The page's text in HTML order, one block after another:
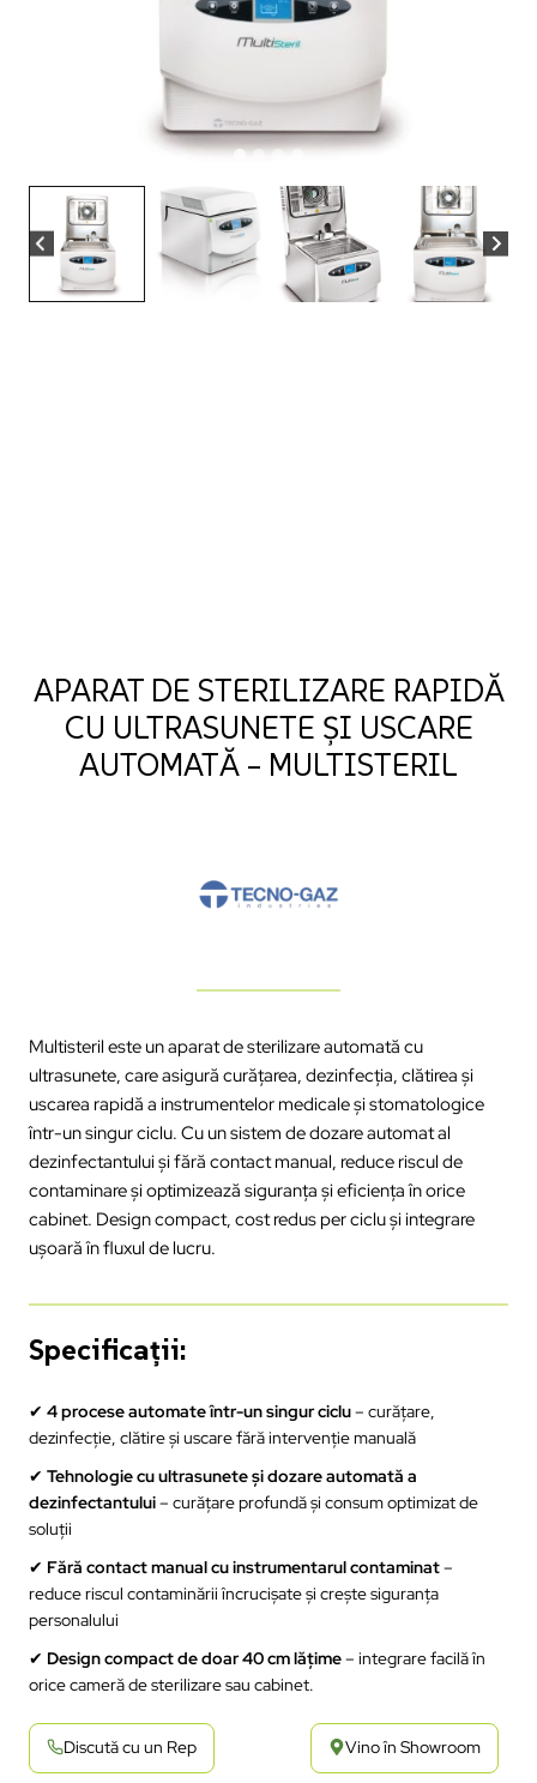
APARAT DE STERILIZARE RAPIDĂ
CU ULTRASUNETE ȘI USCARE
AUTOMATĂ – MULTISTERIL
Multisteril este un aparat de sterilizare automată cu
ultrasunete, care asigură curățarea, dezinfecția, clătirea și
uscarea rapidă a instrumentelor medicale și stomatologice
într-un singur ciclu. Cu un sistem de dozare automat al
dezinfectantului și fără contact manual, reduce riscul de
contaminare și optimizează siguranța și eficiența în orice
cabinet. Design compact, cost redus per ciclu și integrare
ușoară în fluxul de lucru.
Specificații:
✔ 4 procese automate într-un singur ciclu– curățare,
dezinfecție, clătire și uscare fără intervenție manuală
✔ Tehnologie cu ultrasunete și dozare automată a
dezinfectantului– curățare profundă și consum optimizat de
soluții
✔ Fără contact manual cu instrumentarul contaminat–
reduce riscul contaminării încrucișate și crește siguranța
personalului
✔ Design compact de doar 40 cm lățime– integrare facilă în
orice cameră de sterilizare sau cabinet.
Discută cu un Rep Vino în Showroom